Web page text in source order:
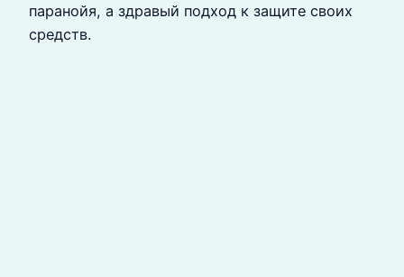
паранойя, а здравый подход к защите своих
средств.